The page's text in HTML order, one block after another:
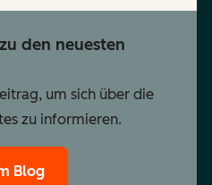
den neuesten
um sich über die
zu informieren.
Blog